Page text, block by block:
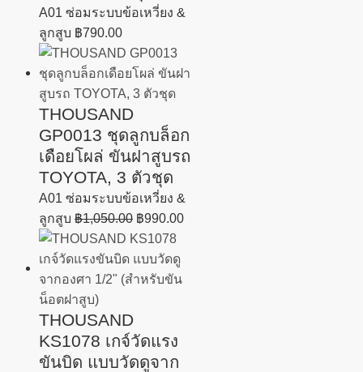
A01 ซ่อมระบบข้อเหวี่ยง &
ลูกสูบ ฿790.00
THOUSAND
GP0013 ชุดลูกบล็อก
เดือยโผล่ ขันฝาสูบรถ
TOYOTA, 3 ตัวชุด
A01 ซ่อมระบบข้อเหวี่ยง &
ลูกสูบ ฿1,050.00 ฿990.00
THOUSAND
KS1078 เกจ์วัดแรง
ขันบิด แบบวัดดูจาก